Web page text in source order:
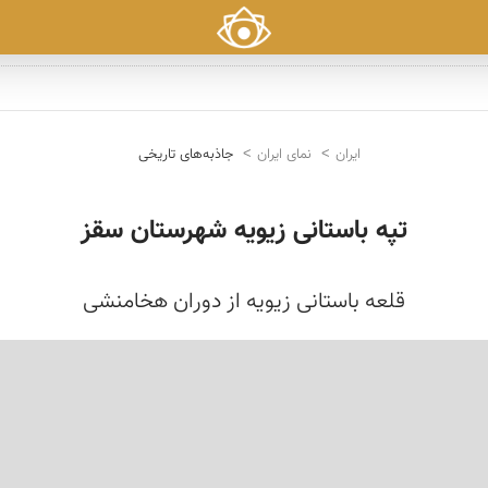
ایران نمای ایران جاذبه‌های تاریخی
تپه باستانی زیویه شهرستان سقز
قلعه باستانی زیویه از دوران هخامنشی